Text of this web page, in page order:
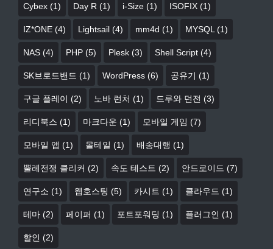
Cybex (1) Day R (1) i-Size (1) ISOFIX (1)
IZ*ONE (4) Lightsail (4) mm4d (1) MYSQL (1)
NAS (4) PHP (5) Plesk (3) Shell Script (4)
SK브로드밴드 (1) WordPress (6) 공유기 (1)
구글 플레이 (2) 노바 런처 (1) 드루와 던전 (3)
리디북스 (1) 마크다운 (1) 모바일 게임 (7)
모바일 앱 (1) 몰테일 (1) 배송대행 (1)
뿔레전쟁 클리커 (2) 속도 테스트 (2) 안드로이드 (7)
연구소 (1) 웹호스팅 (5) 카시트 (1) 클라우드 (1)
테마 (2) 페이퍼 (1) 포트포워딩 (1) 플러그인 (1)
할인 (2)